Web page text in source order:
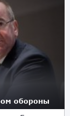
обороны